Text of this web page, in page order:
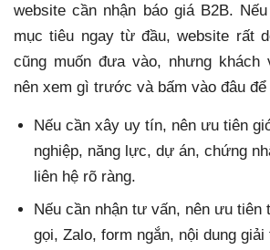
website cần nhận báo giá B2B.
mục tiêu ngay từ đầu, website rất
cũng muốn đưa vào, nhưng khách
nên xem gì trước và bấm vào đâu để
Nếu cần xây uy tín, nên ưu tiên
nghiệp, năng lực, dự án, chứng
liên hệ rõ ràng.
Nếu cần nhận tư vấn, nên ưu tiên
gọi, Zalo, form ngắn, nội dung